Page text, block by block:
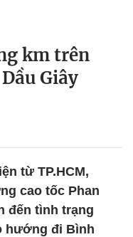
km trên
Giây
từ TP.HCM,
cao tốc Phan
đến tình trạng
hướng đi Bình